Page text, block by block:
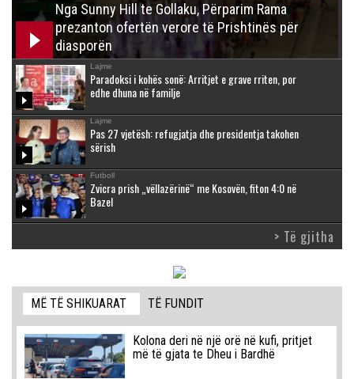
Nga Sunny Hill te Gollaku, Përparim Rama
prezanton ofertën verore të Prishtinës për
diasporën
Lajme
Paradoksi i kohës sonë: Arritjet e grave rriten, por
edhe dhuna në familje
Lajme
Pas 27 vjetësh: refugjatja dhe presidentja takohen
sërish
Futboll
Zvicra prish „vëllazërinë“ me Kosovën, fiton 4:0 në
Bazel
> Të gjitha
MË TË SHIKUARAT TË FUNDIT
Kolona deri në një orë në kufi, pritjet
më të gjata te Dheu i Bardhë